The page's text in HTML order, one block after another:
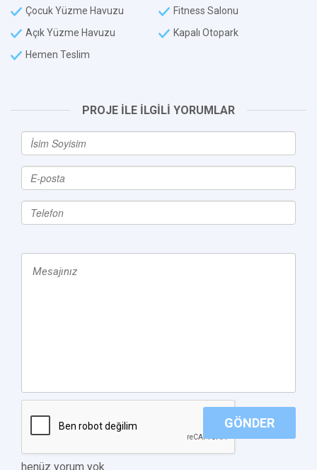
Çocuk Yüzme Havuzu
Fitness Salonu
Açık Yüzme Havuzu
Kapalı Otopark
Hemen Teslim
PROJE İLE İLGİLİ YORUMLAR
GÖNDER
henüz yorum yok